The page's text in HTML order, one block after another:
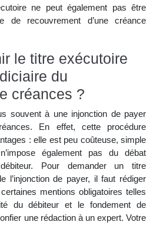
ne peut également pas être
de recouvrement d’une créance
le titre exécutoire
du
créances ?
souvent à une injonction de payer
En effet, cette procédure
: elle est peu coûteuse, simple
également pas du débat
Pour demander un titre
l’injonction de payer, il faut rédiger
mentions obligatoires telles
du débiteur et le fondement de
une rédaction à un expert. Votre